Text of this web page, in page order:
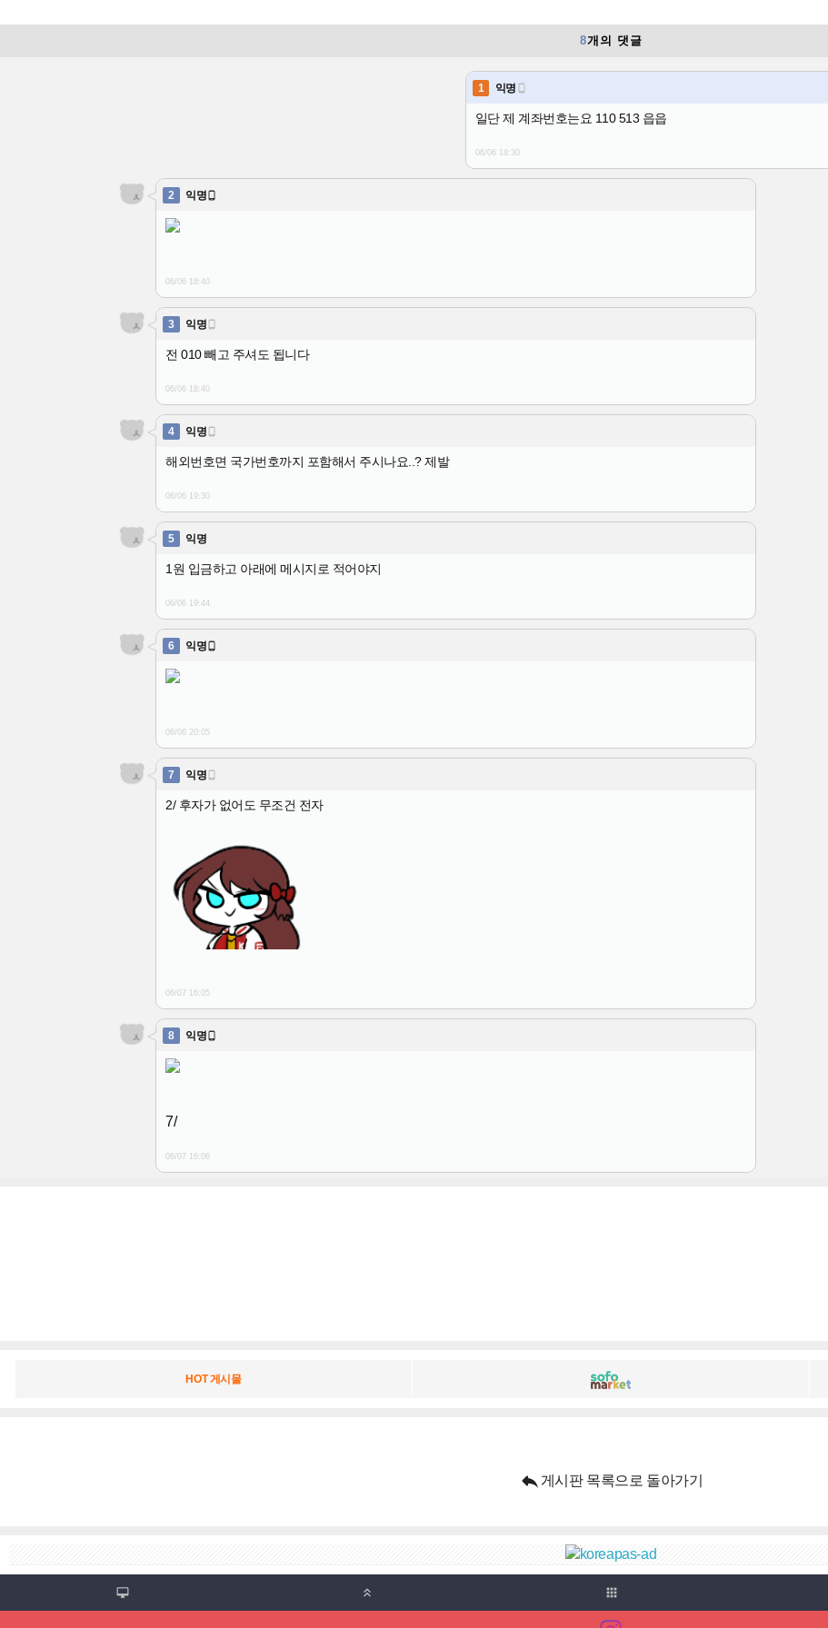
8개의 댓글
1 익명 
일단 제 계좌번호는요 110 513 읍읍
06/06 18:30
2 익명
06/06 18:40
3 익명 
전 010 빼고 주셔도 됩니다
06/06 18:40
4 익명 
해외번호면 국가번호까지 포함해서 주시나요..? 제발
06/06 19:30
5 익명
1원 입금하고 아래에 메시지로 적어야지
06/06 19:44
6 익명
06/06 20:05
7 익명 
2/ 후자가 없어도 무조건 전자
06/07 16:05
8 익명
7/
06/07 16:06
HOT 게시물
 게시판 목록으로 돌아가기
  apps